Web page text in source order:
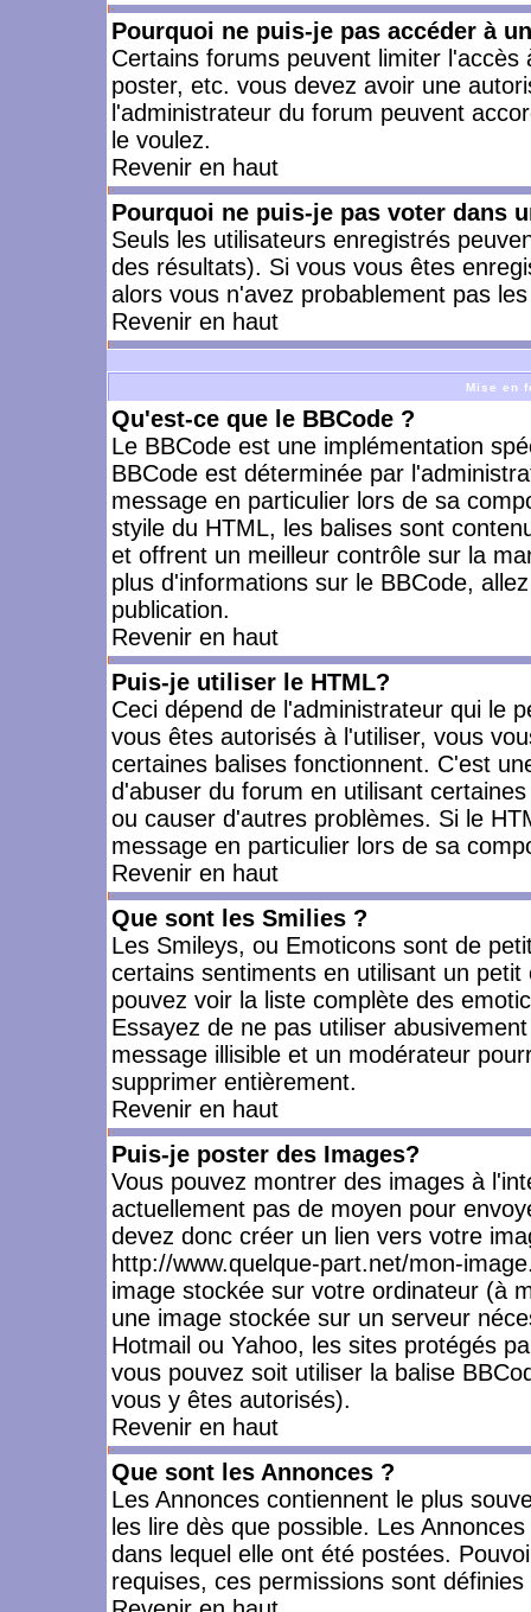
Pourquoi ne puis-je pas accéder à
Certains forums peuvent limiter
poster, etc. vous devez avoir une
l'administrateur du forum peuvent
le voulez.
Revenir en haut
Pourquoi ne puis-je pas voter dans
Seuls les utilisateurs enregistrés
des résultats). Si vous vous êtes
alors vous n'avez probablement pas
Revenir en haut
Mise en
Qu'est-ce que le BBCode ?
Le BBCode est une implémentation
BBCode est déterminée par
message en particulier lors de sa
styile du HTML, les balises sont
et offrent un meilleur contrôle sur la
plus d'informations sur le BBCode,
publication.
Revenir en haut
Puis-je utiliser le HTML?
Ceci dépend de l'administrateur qui le
vous êtes autorisés à l'utiliser, vous
certaines balises fonctionnent. C'est
d'abuser du forum en utilisant
ou causer d'autres problèmes. Si le
message en particulier lors de sa
Revenir en haut
Que sont les Smilies ?
Les Smileys, ou Emoticons sont de
certains sentiments en utilisant un
pouvez voir la liste complète des
Essayez de ne pas utiliser
message illisible et un modérateur
supprimer entièrement.
Revenir en haut
Puis-je poster des Images?
Vous pouvez montrer des images à
actuellement pas de moyen pour
devez donc créer un lien vers votre
http://www.quelque-part.net/mon-
image stockée sur votre ordinateur (à
une image stockée sur un serveur
Hotmail ou Yahoo, les sites protégés
vous pouvez soit utiliser la balise
vous y êtes autorisés).
Revenir en haut
Que sont les Annonces ?
Les Annonces contiennent le plus
les lire dès que possible. Les
dans lequel elle ont été postées.
requises, ces permissions sont